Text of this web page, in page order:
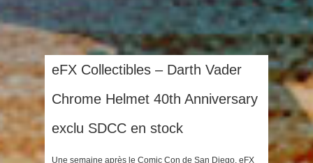
eFX Collectibles – Darth Vader
Chrome Helmet 40th Anniversary
exclu SDCC en stock
Une semaine après le Comic Con de San Diego, eFX